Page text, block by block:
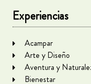
Experiencias
Acampar
Arte y Diseño
Aventura y
Bienestar